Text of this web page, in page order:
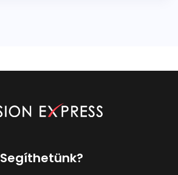
Segíthetünk?